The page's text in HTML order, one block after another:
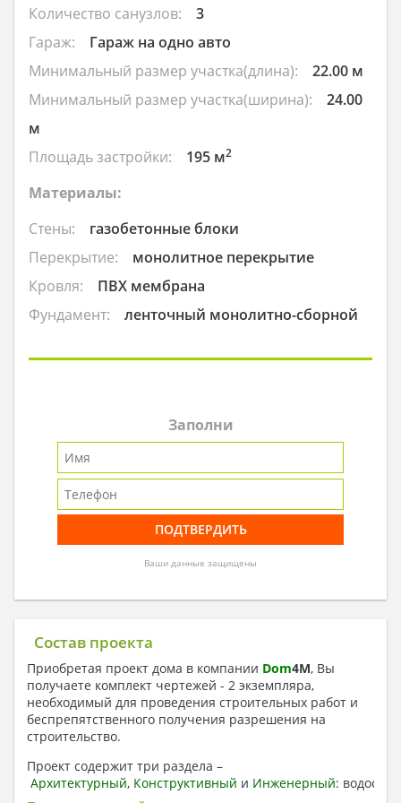
Количество санузлов:
3
Гараж:
Гараж на одно авто
Минимальный размер участка(длина):
22.00 м
Минимальный размер участка(ширина):
24.00
м
Площадь застройки:
195 м2
Материалы:
Стены:
газобетонные блоки
Перекрытие:
монолитное перекрытие
Кровля:
ПВХ мембрана
Фундамент:
ленточный монолитно-сборной
Заполни
Ваши данные защищены
Состав проекта
Приобретая проект дома в компании Dom4M, Вы
получаете комплект чертежей - 2 экземпляра,
необходимый для проведения строительных работ и
беспрепятственного получения разрешения на
строительство.
Проект содержит три раздела –
Архитектурный, Конструктивный и Инженерный: